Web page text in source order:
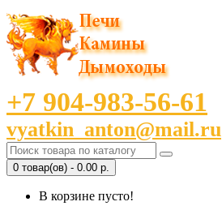
+7 904-983-56-61
vyatkin_anton@mail.ru
0 товар(ов) - 0.00 р.
В корзине пусто!